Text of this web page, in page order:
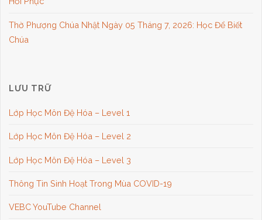
Thờ Phượng Chúa Nhật Ngày 05 Tháng 7, 2026: Học Để Biết
Chúa
LƯU TRỮ
Lớp Học Môn Đệ Hóa – Level 1
Lớp Học Môn Đệ Hóa – Level 2
Lớp Học Môn Đệ Hóa – Level 3
Thông Tin Sinh Hoạt Trong Mùa COVID-19
VEBC YouTube Channel